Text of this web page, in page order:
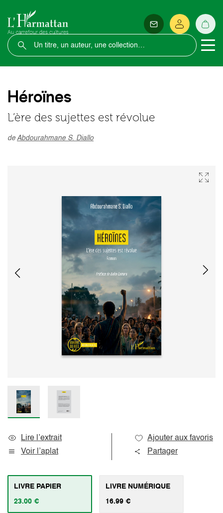
Héroïnes
L’ère des sujettes est révolue
de Abdourahmane S. Diallo
Lire l’extrait
Voir l’aplat
Ajouter aux favoris
Partager
LIVRE PAPIER
23.00 €
LIVRE NUMÉRIQUE
16.99 €